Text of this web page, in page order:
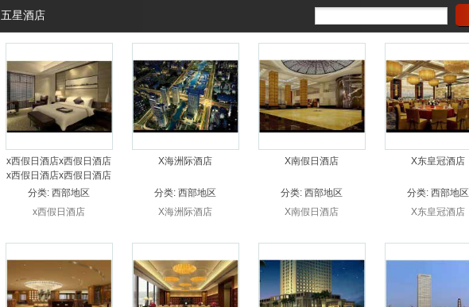
五星酒店
x西假日酒店x西假日酒店
x西假日酒店x西假日酒店
x西假日酒店
分类: 西部地区
x西假日酒店
X海洲际酒店
分类: 西部地区
X海洲际酒店
X南假日酒店
分类: 西部地区
X南假日酒店
X东皇冠酒店
分类: 西部地区
X东皇冠酒店